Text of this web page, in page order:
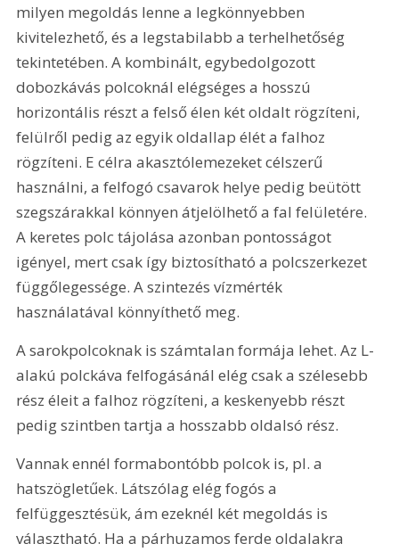
milyen megoldás lenne a legkönnyebben
kivitelezhető, és a legstabilabb a terhelhetőség
tekintetében. A kombinált, egybedolgozott
dobozkávás polcoknál elégséges a hosszú
horizontális részt a felső élen két oldalt rögzíteni,
felülről pedig az egyik oldallap élét a falhoz
rögzíteni. E célra akasztólemezeket célszerű
használni, a felfogó csavarok helye pedig beütött
szegszárakkal könnyen átjelölhető a fal felületére.
A keretes polc tájolása azonban pontosságot
igényel, mert csak így biztosítható a polcszerkezet
függőlegessége. A szintezés vízmérték
használatával könnyíthető meg.
A sarokpolcoknak is számtalan formája lehet. Az L-
alakú polckáva felfogásánál elég csak a szélesebb
rész éleit a falhoz rögzíteni, a keskenyebb részt
pedig szintben tartja a hosszabb oldalsó rész.
Vannak ennél formabontóbb polcok is, pl. a
hatszögletűek. Látszólag elég fogós a
felfüggesztésük, ám ezeknél két megoldás is
választható. Ha a párhuzamos ferde oldalakra